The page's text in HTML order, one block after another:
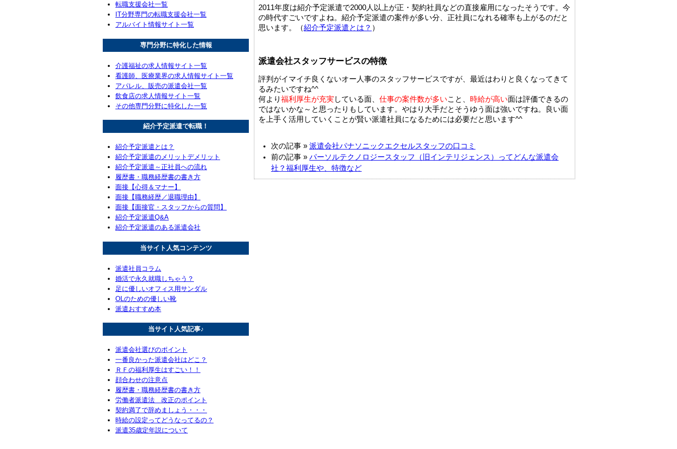
2011年度は紹介予定派遣で2000人以上が正・契約社員などの直接雇用になったそうです。今
の時代すごいですよね。紹介予定派遣の案件が多い分、正社員になれる確率も上がるのだと
思います。（紹介予定派遣とは？ ）
派遣会社スタッフサービスの特徴
評判がイマイチ良くないオー人事のスタッフサービスですが、最近はわりと良くなってきて
るみたいですね^^
何より福利厚生が充実している面、 仕事の案件数が多いこと、 時給が高い面は評価できるの
ではないかな～と思ったりもしています。やはり大手だとそうゆう面は強いですね。良い面
を上手く活用していくことが賢い派遣社員になるためには必要だと思います^^
次の記事 » 派遣会社パナソニックエクセルスタッフの口コミ
前の記事 » パーソルテクノロジースタッフ（旧インテリジェンス）ってどんな派遣会
社？福利厚生や、特徴など
転職支援会社一覧
IT分野専門の転職支援会社一覧
アルバイト情報サイト一覧
専門分野に特化した情報
介護福祉の求人情報サイト一覧
看護師、医療業界の求人情報サイト一覧
アパレル、販売の派遣会社一覧
飲食店の求人情報サイト一覧
その他専門分野に特化した一覧
紹介予定派遣で転職！
紹介予定派遣とは？
紹介予定派遣のメリットデメリット
紹介予定派遣～正社員への流れ
履歴書・職務経歴書の書き方
面接【心得＆マナー】
面接【職務経歴／退職理由】
面接【面接官・スタッフからの質問】
紹介予定派遣Q&A
紹介予定派遣のある派遣会社
当サイト人気コンテンツ
派遣社員コラム
婚活で永久就職しちゃう？
足に優しいオフィス用サンダル
OLのための優しい靴
派遣おすすめ本
当サイト人気記事♪
派遣会社選びのポイント
一番良かった派遣会社はどこ？
ＲＦの福利厚生はすごい！！
顔合わせの注意点
履歴書・職務経歴書の書き方
労働者派遣法 改正のポイント
契約満了で辞めましょう・・・
時給の設定ってどうなってるの？
派遣35歳定年説について